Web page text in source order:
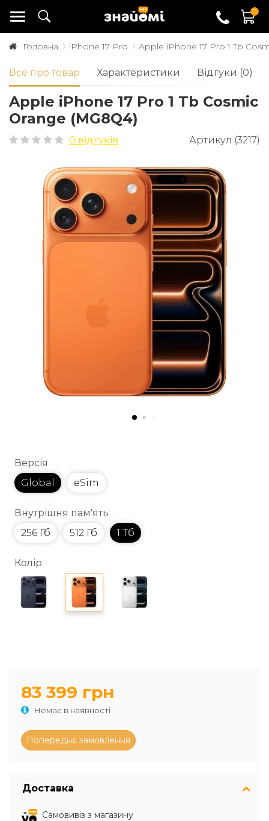
0
Головна iPhone 17 Pro Apple iPhone 17 Pro 1 Tb
Все про товар Характеристики Відгуки (0)
Apple iPhone 17 Pro 1 Tb Cosmic
Orange (MG8Q4)
0 відгуків Артикул (3217)
Версія
Global
eSim
Внутрішня пам'ять
256 Гб
512 Гб 1 Тб
Колір
83 399 грн
Немає в наявності
Доставка
Самовивіз з магазину